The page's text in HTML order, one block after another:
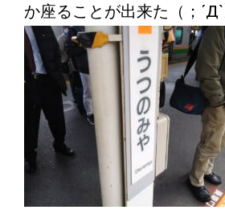
か座ることが出来た（；´Д`